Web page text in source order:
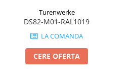
Turenwerke
DS82-M01-RAL1019
LA COMANDA
CERE OFERTA